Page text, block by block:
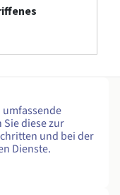
umfassende
diese zur
und bei der
Dienste.